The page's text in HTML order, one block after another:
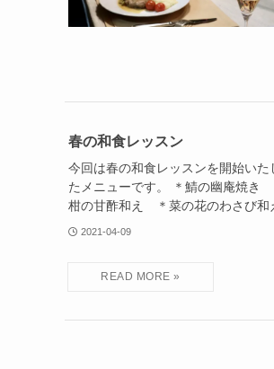
春の和食レッスン
今回は春の和食レッスンを開始い
たメニューです。 ＊鯖の幽庵焼
柑の甘酢和え ＊菜の花のわさび
2021-04-09